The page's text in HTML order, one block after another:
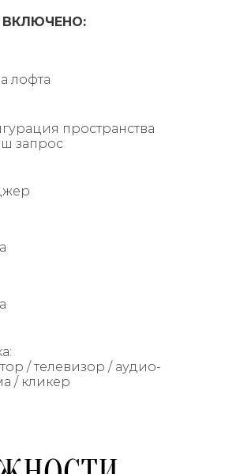
лофта
пространства
запрос
/ телевизор / аудио-
/ кликер